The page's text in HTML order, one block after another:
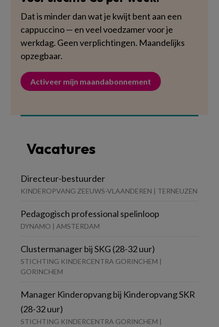
Dat is minder dan wat je kwijt bent aan een
cappuccino — en veel voedzamer voor je
werkdag. Geen verplichtingen. Maandelijks
opzegbaar.
Activeer mijn maandabonnement
Vacatures
Directeur-bestuurder
KINDEROPVANG ZEEUWS-VLAANDEREN | TERNEUZEN
Pedagogisch professional spelinloop
DYNAMO | AMSTERDAM
Clustermanager bij SKG (28-32 uur)
STICHTING KINDERCENTRA GORINCHEM |
GORINCHEM
Manager Kinderopvang bij Kinderopvang SKR
(28-32 uur)
STICHTING KINDERCENTRA GORINCHEM |